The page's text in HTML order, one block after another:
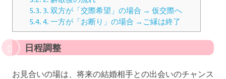
5.3. 3. 双方が「交際希望」の場合 → 仮交際へ
5.4. 4. 一方が「お断り」の場合 →ご縁は終了
日程調整
お見合いの場は、将来の結婚相手との出会いのチャンス